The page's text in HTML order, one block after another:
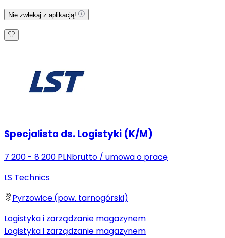
Nie zwlekaj z aplikacją!
Specjalista ds. Logistyki (K/M)
7 200 - 8 200 PLNbrutto / umowa o pracę
LS Technics
Pyrzowice (pow. tarnogórski)
Logistyka i zarządzanie magazynem
Logistyka i zarządzanie magazynem